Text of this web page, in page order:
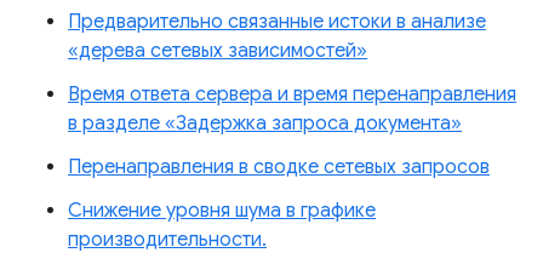
Предварительно связанные истоки в анализе
«дерева сетевых зависимостей»
Время ответа сервера и время перенаправления
в разделе «Задержка запроса документа»
Перенаправления в сводке сетевых запросов
Снижение уровня шума в графике
производительности.